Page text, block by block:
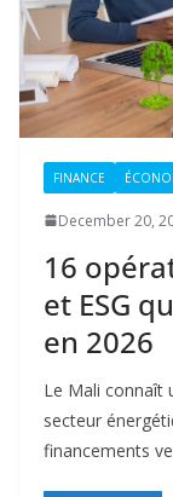
FINANCE
December 20,
16
et ESG
en 2026
Le Mali connaît
secteur
financements